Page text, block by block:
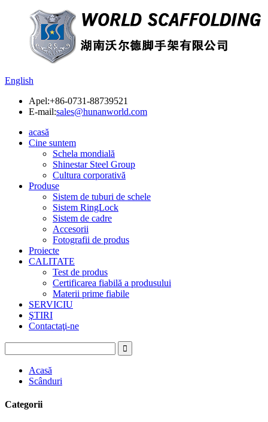
English
Apel:+86-0731-88739521
E-mail:sales@hunanworld.com
acasă
Cine suntem
Schela mondială
Shinestar Steel Group
Cultura corporativă
Produse
Sistem de tuburi de schele
Sistem RingLock
Sistem de cadre
Accesorii
Fotografii de produs
Proiecte
CALITATE
Test de produs
Certificarea fiabilă a produsului
Materii prime fiabile
SERVICIU
ŞTIRI
Contactaţi-ne
Acasă
Scânduri
Categorii